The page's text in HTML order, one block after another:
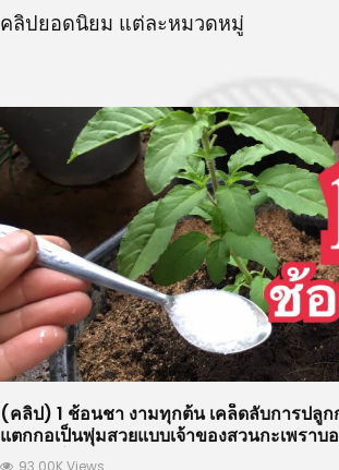
คลิปยอดนิยม แต่ละหมวดหมู่
(คลิป) 1 ช้อนชา งามทุกต้น เคล็ดลับการปลูก
แตกกอเป็นพุ่มสวยแบบเจ้าของสวนกะเพรา
ทำ : วีดีโอ เกษตร